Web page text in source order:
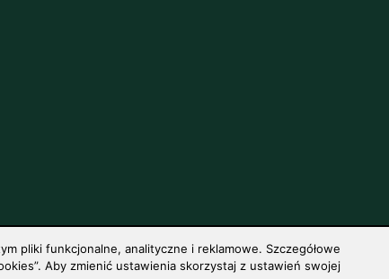
pliki funkcjonalne, analityczne i reklamowe. Szczegółowe
Aby zmienić ustawienia skorzystaj z ustawień swojej